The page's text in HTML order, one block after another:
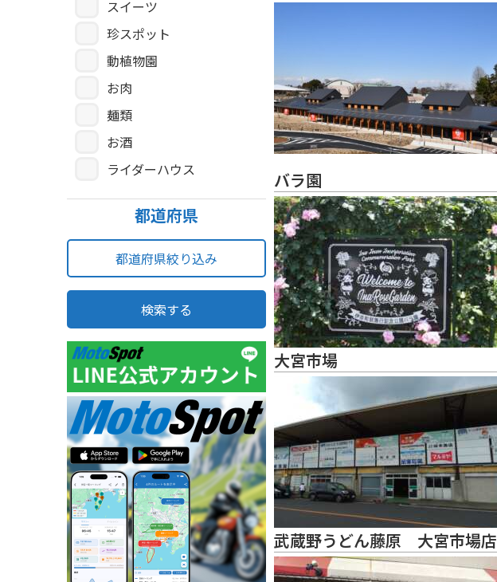
スイーツ
珍スポット
動植物園
お肉
麺類
お酒
ライダーハウス
都道府県
都道府県絞り込み
検索する
バラ園
大宮市場
武蔵野うどん藤原 大宮市場店